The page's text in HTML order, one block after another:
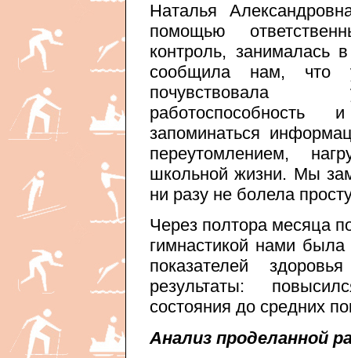
Наталья
помощью
контроль, занималась
сообщила нам, что
почувствовала
запоминаться
переутомлением,
школьной жизни. Мы
ни разу не болела
Через полтора месяца
гимнастикой нами была
показателей
результаты:
состояния до средних
Анализ проделанной